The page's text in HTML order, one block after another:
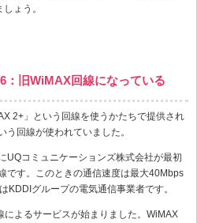
ょう。
：旧WiMAX回線になっている
2+」という回線を使うかたちで提供され
回線が使われていました。
UQコミュニケーションズ株式会社が最初
です。このときの通信速度は最大40Mbps
KDDIグループの電気通信事業者です。
よるサービスが始まりました。WiMAX